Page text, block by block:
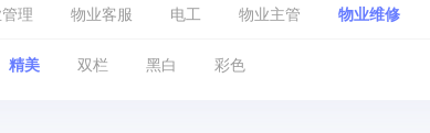
理 物业客服 电工 物业主管 物业维修
精美 双栏 黑白 彩色